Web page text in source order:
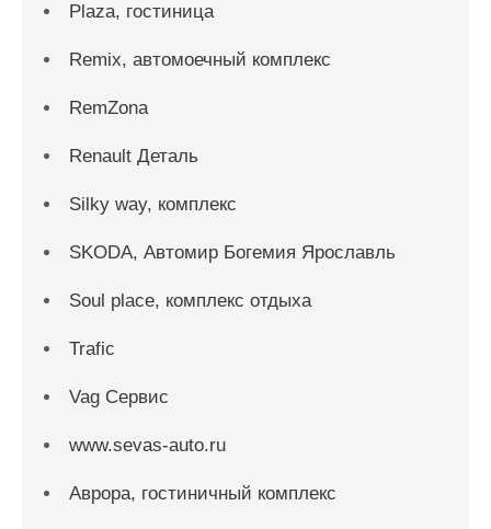
Plaza, гостиница
Remix, автомоечный комплекс
RemZona
Renault Деталь
Silky way, комплекс
SKODA, Автомир Богемия Ярославль
Soul place, комплекс отдыха
Trafic
Vag Сервис
www.sevas-auto.ru
Аврора, гостиничный комплекс